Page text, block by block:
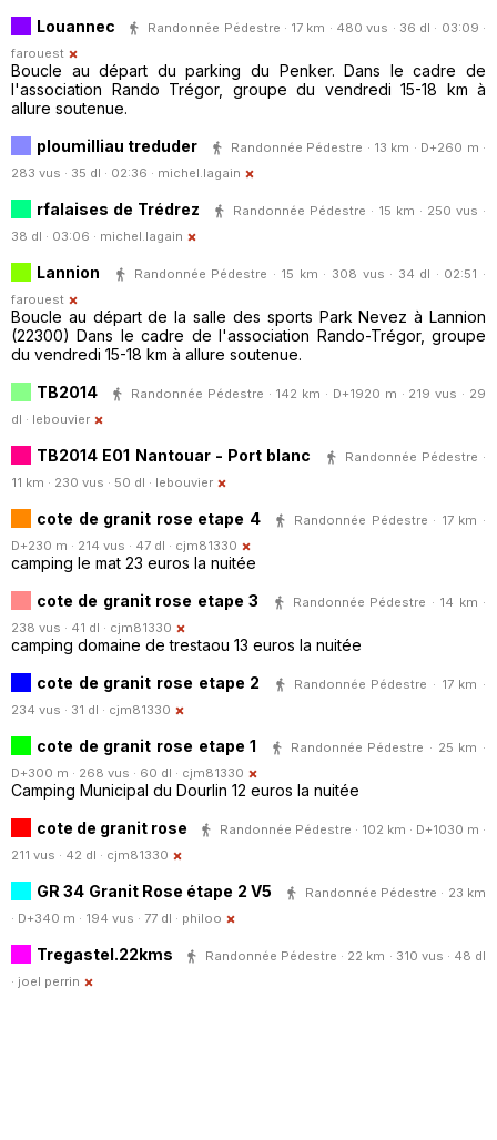
Louannec
Randonnée Pédestre · 17 km · 480 vus · 36 dl · 03:09 ·
farouest
Boucle au départ du parking du Penker. Dans le cadre de
l'association Rando Trégor, groupe du vendredi 15-18 km à
allure soutenue.
ploumilliau treduder
Randonnée Pédestre · 13 km · D+260 m ·
283 vus · 35 dl · 02:36 · michel.lagain
rfalaises de Trédrez
Randonnée Pédestre · 15 km · 250 vus ·
38 dl · 03:06 · michel.lagain
Lannion
Randonnée Pédestre · 15 km · 308 vus · 34 dl · 02:51 ·
farouest
Boucle au départ de la salle des sports Park Nevez à Lannion
(22300) Dans le cadre de l'association Rando-Trégor, groupe
du vendredi 15-18 km à allure soutenue.
TB2014
Randonnée Pédestre · 142 km · D+1920 m · 219 vus · 29
dl · lebouvier
TB2014 E01 Nantouar - Port blanc
Randonnée Pédestre ·
11 km · 230 vus · 50 dl · lebouvier
cote de granit rose etape 4
Randonnée Pédestre · 17 km ·
D+230 m · 214 vus · 47 dl · cjm81330
camping le mat 23 euros la nuitée
cote de granit rose etape 3
Randonnée Pédestre · 14 km ·
238 vus · 41 dl · cjm81330
camping domaine de trestaou 13 euros la nuitée
cote de granit rose etape 2
Randonnée Pédestre · 17 km ·
234 vus · 31 dl · cjm81330
cote de granit rose etape 1
Randonnée Pédestre · 25 km ·
D+300 m · 268 vus · 60 dl · cjm81330
Camping Municipal du Dourlin 12 euros la nuitée
cote de granit rose
Randonnée Pédestre · 102 km · D+1030 m ·
211 vus · 42 dl · cjm81330
GR 34 Granit Rose étape 2 V5
Randonnée Pédestre · 23 km
· D+340 m · 194 vus · 77 dl · philoo
Tregastel.22kms
Randonnée Pédestre · 22 km · 310 vus · 48 dl
· joel perrin